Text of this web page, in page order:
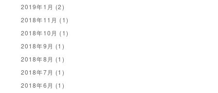
2019年1月 (2)
2018年11月 (1)
2018年10月 (1)
2018年9月 (1)
2018年8月 (1)
2018年7月 (1)
2018年6月 (1)